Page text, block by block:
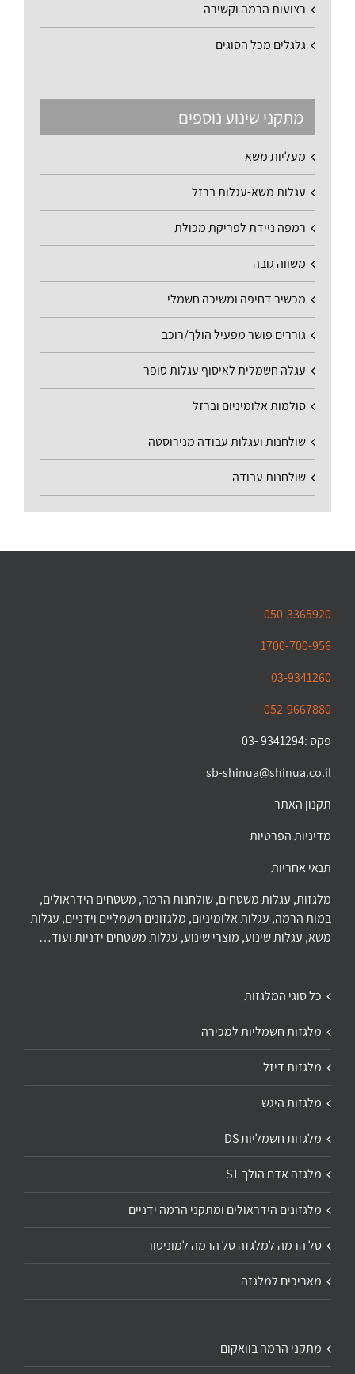
רצועות הרמה וקשירה
גלגלים מכל הסוגים
מתקני שינוע נוספים
מעליות משא
עגלות משא-עגלות ברזל
רמפה ניידת לפריקת מכולת
משווה גובה
מכשיר דחיפה ומשיכה חשמלי
גוררים פושר מפעיל הולך/רוכב
עגלה חשמלית לאיסוף עגלות סופר
סולמות אלומיניום וברזל
שולחנות ועגלות עבודה מנירוסטה
שולחנות עבודה
050-3365920
1700-700-956
03-9341260
052-9667880
פקס :9341294 -03
sb-shinua@shinua.co.il
תקנון האתר
מדיניות הפרטיות
תנאי אחריות
מלגזות, עגלות משטחים, שולחנות הרמה, משטחים הידראולים,
במות הרמה, עגלות אלומיניום, מלגזונים חשמליים וידניים, עגלות
משא, עגלות שינוע, מוצרי שינוע, עגלות משטחים ידניות ועוד…
כל סוגי המלגזות
מלגזות חשמליות למכירה
מלגזות דיזל
מלגזות היגש
מלגזות חשמליות DS
מלגזה אדם הולך ST
מלגזונים הידראולים ומתקני הרמה ידניים
סל הרמה למלגזה סל הרמה למוניטור
מאריכים למלגזה
מתקני הרמה בוואקום